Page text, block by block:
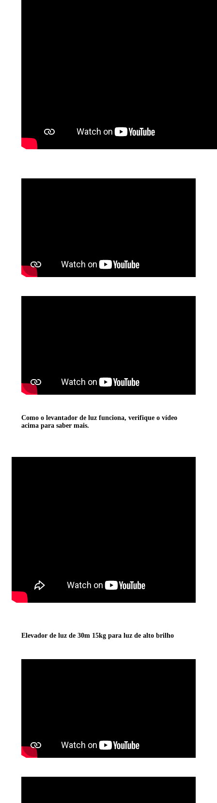
Como o levantador de luz funciona, verifique o vídeo
acima para saber mais.
Elevador de luz de 30m 15kg para luz de alto brilho